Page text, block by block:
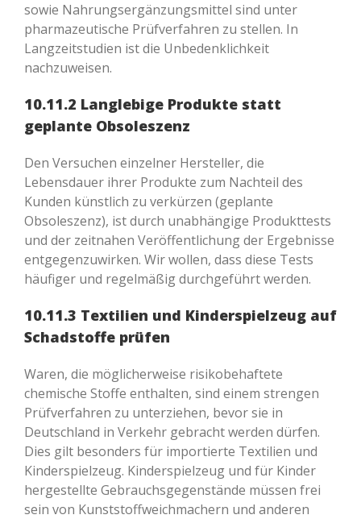
sowie Nahrungsergänzungsmittel sind unter
pharmazeutische Prüfverfahren zu stellen. In
Langzeitstudien ist die Unbedenklichkeit
nachzuweisen.
10.11.2 Langlebige Produkte statt
geplante Obsoleszenz
Den Versuchen einzelner Hersteller, die
Lebensdauer ihrer Produkte zum Nachteil des
Kunden künstlich zu verkürzen (geplante
Obsoleszenz), ist durch unabhängige Produkttests
und der zeitnahen Veröffentlichung der Ergebnisse
entgegenzuwirken. Wir wollen, dass diese Tests
häufiger und regelmäßig durchgeführt werden.
10.11.3 Textilien und Kinderspielzeug auf
Schadstoffe prüfen
Waren, die möglicherweise risikobehaftete
chemische Stoffe enthalten, sind einem strengen
Prüfverfahren zu unterziehen, bevor sie in
Deutschland in Verkehr gebracht werden dürfen.
Dies gilt besonders für importierte Textilien und
Kinderspielzeug. Kinderspielzeug und für Kinder
hergestellte Gebrauchsgegenstände müssen frei
sein von Kunststoffweichmachern und anderen